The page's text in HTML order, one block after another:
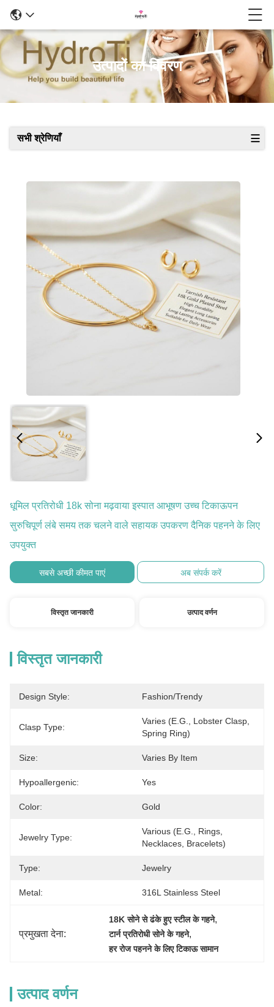
उत्पादों का विवरण
सभी श्रेणियाँ
धूमिल प्रतिरोधी 18k सोना मढ़वाया इस्पात आभूषण उच्च टिकाऊपन
सुरुचिपूर्ण लंबे समय तक चलने वाले सहायक उपकरण दैनिक पहनने के लिए
उपयुक्त
सबसे अच्छी कीमत पाएं अब संपर्क करें
विस्तृत जानकारी उत्पाद वर्णन
विस्तृत जानकारी
Design Style: Fashion/Trendy
Clasp Type:
Varies (e.g., Lobster Clasp,
Spring Ring)
Size: Varies By Item
Hypoallergenic: Yes
Color: Gold
Jewelry Type:
Various (e.g., Rings,
Necklaces, Bracelets)
Type: Jewelry
Metal: 316L Stainless Steel
प्रमुखता देना:
18K सोने से ढंके हुए स्टील के गहने,
टार्न प्रतिरोधी सोने के गहने,
हर रोज पहनने के लिए टिकाऊ सामान
उत्पाद वर्णन